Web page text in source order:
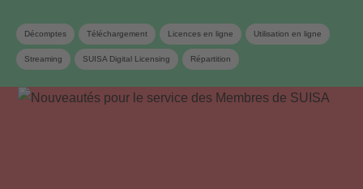
Décomptes Téléchargement Licences en ligne Utilisation en ligne
Streaming SUISA Digital Licensing Répartition